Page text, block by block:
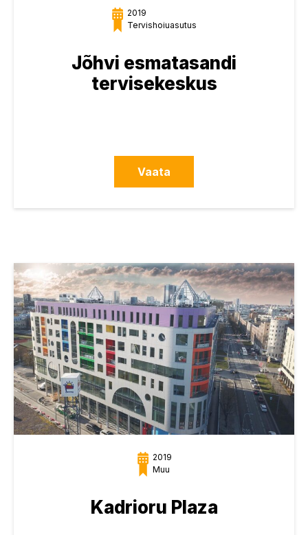
2019
Tervishoiuasutus
Jõhvi esmatasandi
tervisekeskus
Vaata
2019
Muu
Kadrioru Plaza